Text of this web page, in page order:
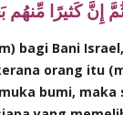
ثُمَّ إِنَّ كَثيرًا
bagi Bani
orang itu
bumi,